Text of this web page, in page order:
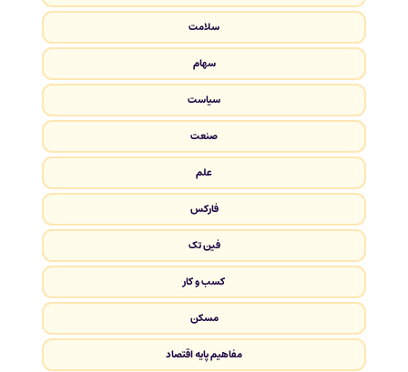
سلامت
سهام
سیاست
صنعت
علم
فارکس
فین تک
کسب و کار
مسکن
مفاهیم پایه اقتصاد